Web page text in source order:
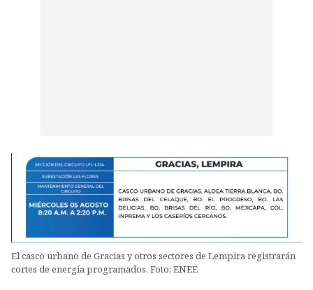
El casco urbano de Gracias y otros sectores de Lempira registrarán
cortes de energía programados. Foto: ENEE